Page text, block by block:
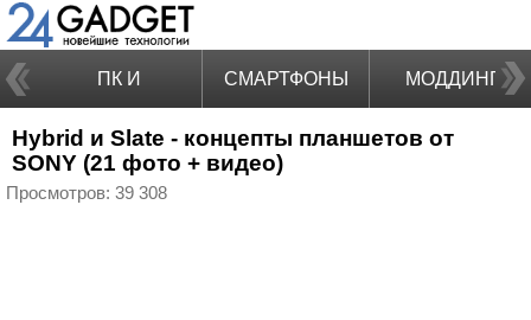
ПК И
НОУТБУКИ
СМАРТФОНЫ МОДДИНГ
Hybrid и Slate - концепты планшетов от
SONY (21 фото + видео)
Просмотров: 39 308